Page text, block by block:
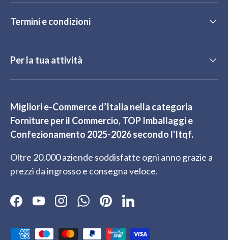
Termini e condizioni
Per la tua attività
Migliori e-Commerce d’Italia nella categoria
Forniture per il Commercio, TOP Imballaggi e
Confezionamento 2025-2026 secondo l'Itqf.
Oltre 20.000 aziende soddisfatte ogni anno grazie a
prezzi da ingrosso e consegna veloce.
Facebook
YouTubeInstagramWhatsApp
PinterestLinkedIn
Metodi di pagamento accettati